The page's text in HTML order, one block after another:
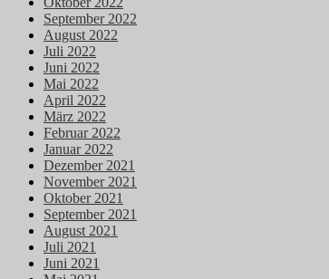
September 2022
August 2022
Juli 2022
Juni 2022
Mai 2022
April 2022
März 2022
Februar 2022
Januar 2022
Dezember 2021
November 2021
Oktober 2021
September 2021
August 2021
Juli 2021
Juni 2021